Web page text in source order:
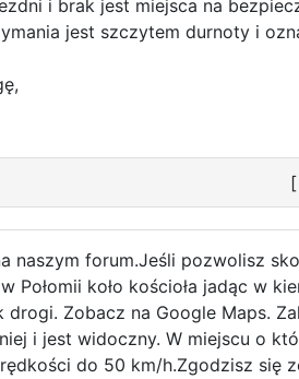
i brak jest miejsca na
jest szczytem durnoty i
[
naszym forum.Jeśli pozwolisz
Połomii koło kościoła jadąc w
drogi. Zobacz na Google Maps.
i jest widoczny. W miejscu o
do 50 km/h.Zgodzisz się